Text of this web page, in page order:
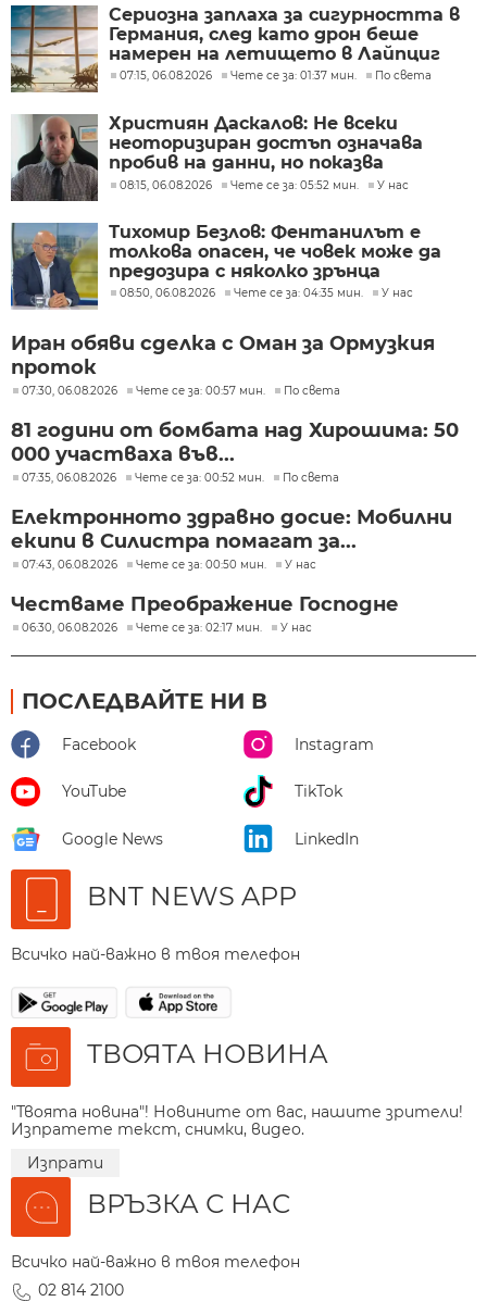
Сериозна заплаха за сигурността в
Германия, след като дрон беше
намерен на летището в Лайпциг
07:15, 06.08.2026 Чете се за: 01:37 мин. По света
Християн Даскалов: Не всеки
неоторизиран достъп означава
пробив на данни, но показва
сериозни пропуски в
08:15, 06.08.2026 Чете се за: 05:52 мин. У нас
Тихомир Безлов: Фентанилът е
толкова опасен, че човек може да
предозира с няколко зрънца
08:50, 06.08.2026 Чете се за: 04:35 мин. У нас
Иран обяви сделка с Оман за Ормузкия
проток
07:30, 06.08.2026 Чете се за: 00:57 мин. По света
81 години от бомбата над Хирошима: 50
000 участваха във...
07:35, 06.08.2026 Чете се за: 00:52 мин. По света
Електронното здравно досие: Мобилни
екипи в Силистра помагат за...
07:43, 06.08.2026 Чете се за: 00:50 мин. У нас
Честваме Преображение Господне
06:30, 06.08.2026 Чете се за: 02:17 мин. У нас
ПОСЛЕДВАЙТЕ НИ В
Facebook Instagram
YouTube TikTok
Google News LinkedIn
BNT NEWS APP
Всичко най-важно в твоя телефон
ТВОЯТА НОВИНА
"Твоята новина"! Новините от вас, нашите зрители!
Изпратете текст, снимки, видео.
Изпрати
ВРЪЗКА С НАС
Всичко най-важно в твоя телефон
02 814 2100